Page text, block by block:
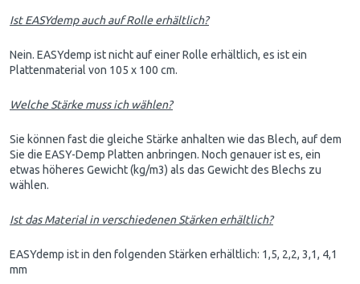
Ist EASYdemp auch auf Rolle erhältlich?
Nein. EASYdemp ist nicht auf einer Rolle erhältlich, es ist ein
Plattenmaterial von 105 x 100 cm.
Welche Stärke muss ich wählen?
Sie können fast die gleiche Stärke anhalten wie das Blech, auf dem
Sie die EASY-Demp Platten anbringen. Noch genauer ist es, ein
etwas höheres Gewicht (kg/m3) als das Gewicht des Blechs zu
wählen.
Ist das Material in verschiedenen Stärken erhältlich?
EASYdemp ist in den folgenden Stärken erhältlich: 1,5, 2,2, 3,1, 4,1
mm